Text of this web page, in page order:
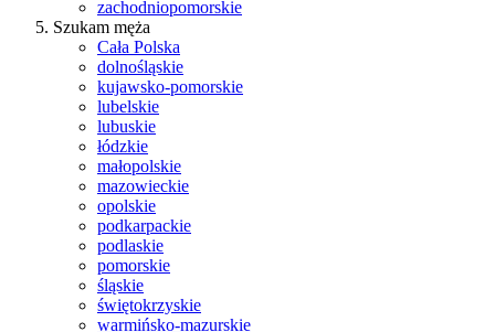
zachodniopomorskie
Szukam męża
Cała Polska
dolnośląskie
kujawsko-pomorskie
lubelskie
lubuskie
łódzkie
małopolskie
mazowieckie
opolskie
podkarpackie
podlaskie
pomorskie
śląskie
świętokrzyskie
warmińsko-mazurskie